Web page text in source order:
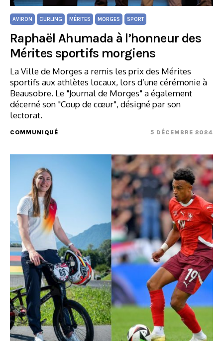
AVIRON CURLING MÉRITES MORGES SPORT
Raphaël Ahumada à l’honneur des
Mérites sportifs morgiens
La Ville de Morges a remis les prix des Mérites
sportifs aux athlètes locaux, lors d’une cérémonie à
Beausobre. Le "Journal de Morges" a également
décerné son "Coup de cœur", désigné par son
lectorat.
COMMUNIQUÉ 5 DÉCEMBRE 2024